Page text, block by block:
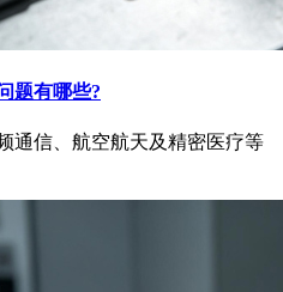
题有哪些?
通信、航空航天及精密医疗等